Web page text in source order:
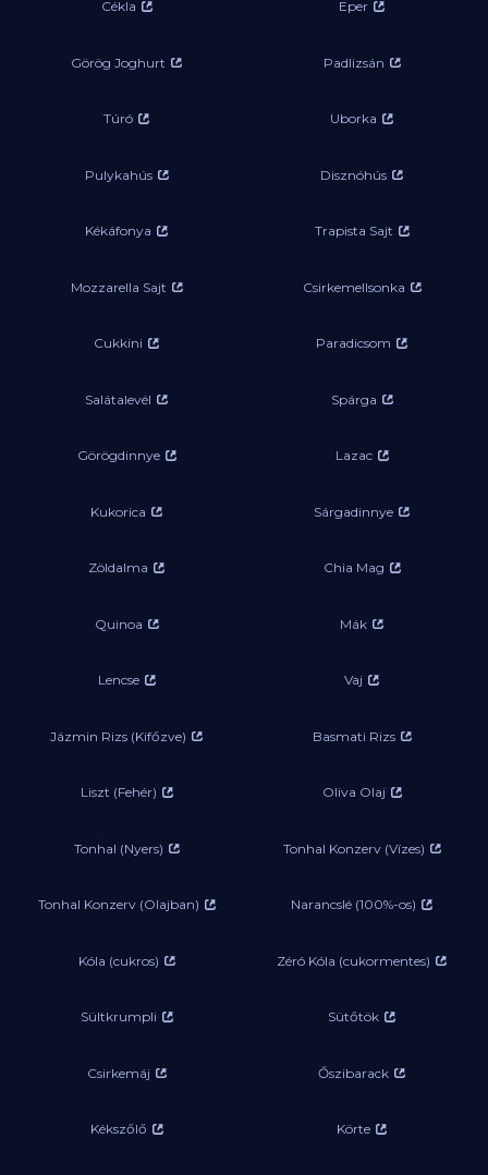
Cékla Eper
Görög Joghurt Padlizsán
Túró Uborka
Pulykahús Disznóhús
Kékáfonya Trapista Sajt
Mozzarella Sajt Csirkemellsonka
Cukkini Paradicsom
Salátalevél Spárga
Görögdinnye Lazac
Kukorica Sárgadinnye
Zöldalma Chia Mag
Quinoa Mák
Lencse Vaj
Jázmin Rizs (Kifőzve) Basmati Rizs
Liszt (Fehér) Oliva Olaj
Tonhal (Nyers) Tonhal Konzerv (Vízes)
Tonhal Konzerv (Olajban) Narancslé (100%-os)
Kóla (cukros) Zéró Kóla (cukormentes)
Sültkrumpli Sütőtök
Csirkemáj Őszibarack
Kékszőlő Körte